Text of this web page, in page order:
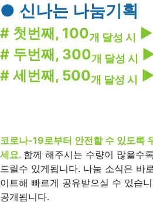
● 신나는 나눔기획
# 첫번째, 100개 달성 시 ▶
# 두번째, 300개 달성 시
# 세번째, 500개 달성 시
코로나-19로부터 안전할 수 있도록
세요. 함께 해주시는 수량이 많을수
드릴수 있게됩니다. 나눔 소식은 바
이트해 빠르게 공유받으실 수 있습
공개됩니다.